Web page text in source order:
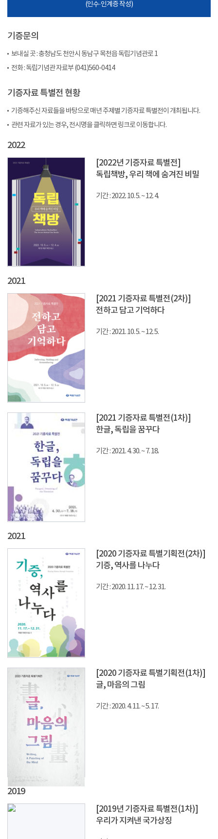
(인수·인계증 작성)
기증문의
보내실 곳 : 충청남도 천안시 동남구 목천읍 독립기념관로 1
전화 : 독립기념관 자료부 (041)560-0414
기증자료 특별전 현황
기증해주신 자료들을 바탕으로 매년 주제별 기증자료 특별전이 개최됩니다.
관련 자료가 있는 경우, 전시명을 클릭하면 링크로 이동합니다.
2022
[2022년 기증자료 특별전]
독립책방, 우리 책에 숨겨진 비밀
기간 : 2022. 10. 5. ~ 12. 4.
2021
[2021 기증자료 특별전(2차)]
전하고 담고 기억하다
기간 : 2021. 10. 5. ~ 12. 5.
[2021 기증자료 특별전(1차)]
한글, 독립을 꿈꾸다
기간 : 2021. 4. 30. ~ 7. 18.
2021
[2020 기증자료 특별기획전(2차)]
기증, 역사를 나누다
기간 : 2020. 11. 17. ~ 12. 31.
[2020 기증자료 특별기획전(1차)]
글, 마음의 그림
기간 : 2020. 4. 11. ~ 5. 17.
2019
[2019년 기증자료 특별전(1차)]
우리가 지켜낸 국가상징